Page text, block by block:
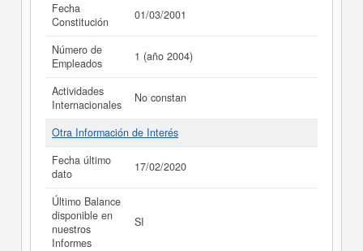
Fecha
Constitución
01/03/2001
Número de
Empleados
1 (año 2004)
Actividades
Internacionales
No constan
Otra Información de Interés
Fecha último
dato
17/02/2020
Último Balance
disponible en
nuestros
Informes
SI